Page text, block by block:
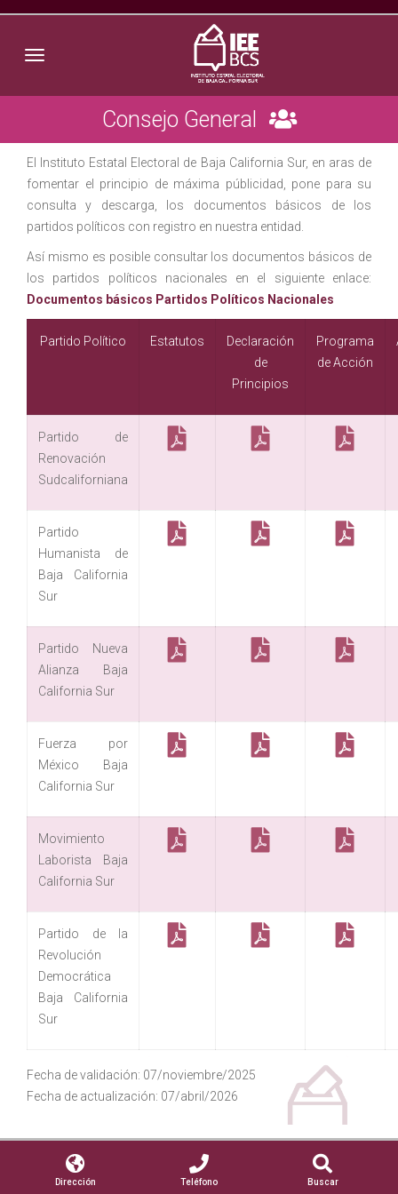
Toggle navigation
Consejo General
El Instituto Estatal Electoral de Baja California Sur, en aras de
fomentar el principio de máxima públicidad, pone para su
consulta y descarga, los documentos básicos de los
partidos políticos con registro en nuestra entidad.
Así mismo es posible consultar los documentos básicos de
los partidos políticos nacionales en el siguiente enlace:
Documentos básicos Partidos Políticos Nacionales
Partido Político Estatutos
Declaración
de
Principios
Programa
de Acción
Partido de
Renovación
Sudcaliforniana
Partido
Humanista de
Baja California
Sur
Partido Nueva
Alianza Baja
California Sur
Fuerza por
México Baja
California Sur
Movimiento
Laborista Baja
California Sur
Partido de la
Revolución
Democrática
Baja California
Sur
Fecha de validación: 07/noviembre/2025
Fecha de actualización: 07/abril/2026
Dirección Teléfono Buscar